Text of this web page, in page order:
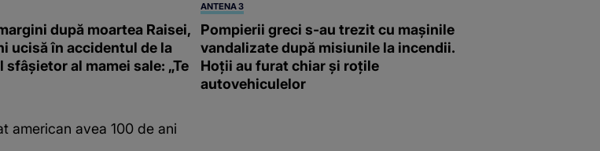
după moartea Raisei,
ucisă în accidentul de la
sfâșietor al mamei sale: „Te
ANTENA 3
Pompierii greci s-au trezit cu mașinile
vandalizate după misiunile la incendii.
Hoții au furat chiar și roțile
autovehiculelor
american avea 100 de ani